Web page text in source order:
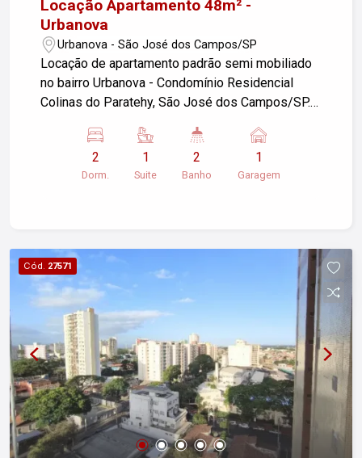
Locação Apartamento 48m² -
Urbanova
Urbanova - São José dos Campos/SP
Locação de apartamento padrão semi mobiliado
no bairro Urbanova - Condomínio Residencial
Colinas do Paratehy, São José dos Campos/SP.
02 banheiros, sala, cozinha, área de serviço e
varanda, 01 garagem em uma área útil de 48,00
m². Lazer completo. Para mais informações,
2
Dorm.
1
Suite
2
Banho
1
Garagem
Cód. 27571